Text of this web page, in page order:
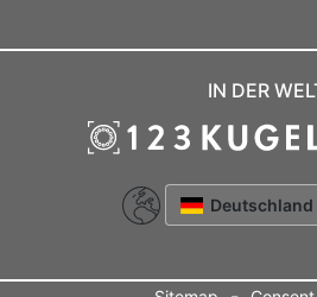
IN DER
Deutschland